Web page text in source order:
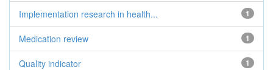
1
Implementation research in health...
1
Medication review
1
Quality indicator